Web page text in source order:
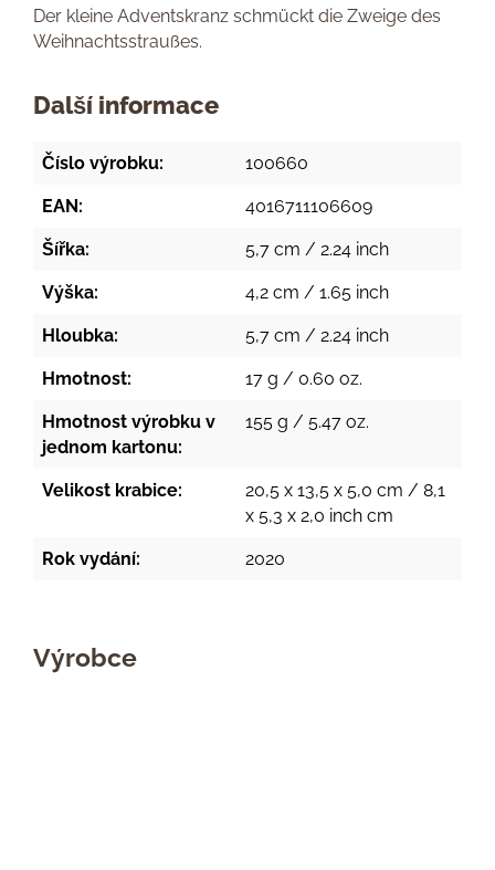
Der kleine Adventskranz schmückt die Zweige des
Weihnachtsstraußes.
Další informace
Číslo výrobku: 100660
EAN: 4016711106609
Šířka: 5,7 cm / 2.24 inch
Výška: 4,2 cm / 1.65 inch
Hloubka: 5,7 cm / 2.24 inch
Hmotnost: 17 g / 0.60 oz.
Hmotnost výrobku v
jednom kartonu:
155 g / 5.47 oz.
Velikost krabice:
20,5 x 13,5 x 5,0 cm / 8,1
x 5,3 x 2,0 inch cm
Rok vydání: 2020
Výrobce